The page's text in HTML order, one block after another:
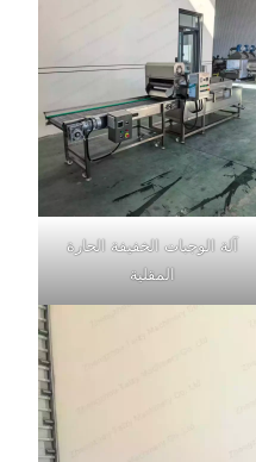
آلة الوجبات الخفيفة الحارة
المقلية